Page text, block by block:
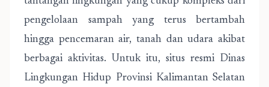
pengelolaan sampah yang terus bertambah
hingga pencemaran air, tanah dan udara akibat
berbagai aktivitas. Untuk itu, situs resmi Dinas
Lingkungan Hidup Provinsi Kalimantan Selatan